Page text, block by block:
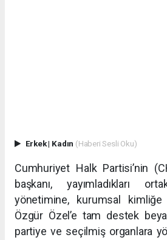
Erkek| Kadın (Haberi Sesli Oku)
Cumhuriyet Halk Partisi’nin
başkanı, yayımladıkları
yönetimine, kurumsal
Özgür Özel’e tam destek
partiye ve seçilmiş organlara